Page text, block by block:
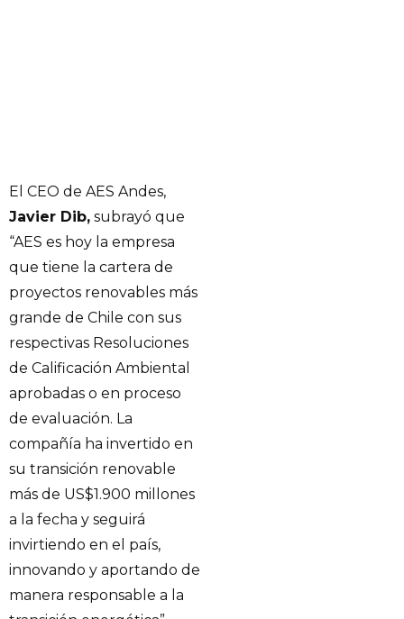
El CEO de AES Andes,
Javier Dib, subrayó que
“AES es hoy la empresa
que tiene la cartera de
proyectos renovables más
grande de Chile con sus
respectivas Resoluciones
de Calificación Ambiental
aprobadas o en proceso
de evaluación. La
compañía ha invertido en
su transición renovable
más de US$1.900 millones
a la fecha y seguirá
invirtiendo en el país,
innovando y aportando de
manera responsable a la